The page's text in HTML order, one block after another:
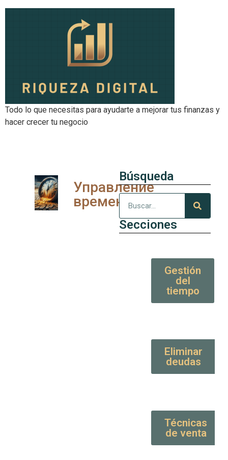
Todo lo que necesitas para ayudarte a mejorar tus finanzas y
hacer crecer tu negocio
Управление
временем
Búsqueda
Secciones
Gestión
del
tiempo
Eliminar
deudas
Técnicas
de venta